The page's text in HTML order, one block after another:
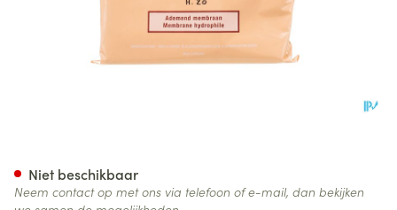
Niet beschikbaar
Neem contact op met ons via telefoon of e-mail, dan bekijken